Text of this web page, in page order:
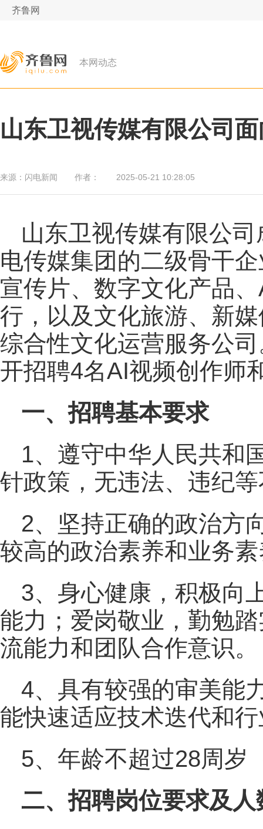
齐鲁网
本网动态
山东卫视传媒有限公司
来源： 闪电新闻 作者： 2025-05-21 10:28:05
山东卫视传媒有限公
电传媒集团的二级骨干
宣传片、数字文化产品
行，以及文化旅游、新
综合性文化运营服务公
开招聘4名AI视频创作师
一、招聘基本要求
1、遵守中华人民共和
针政策，无违法、违纪
2、坚持正确的政治方
较高的政治素养和业务
3、身心健康，积极向
能力；爱岗敬业，勤勉
流能力和团队合作意识。
4、具有较强的审美能
能快速适应技术迭代和
5、年龄不超过28周岁
二、招聘岗位要求及人